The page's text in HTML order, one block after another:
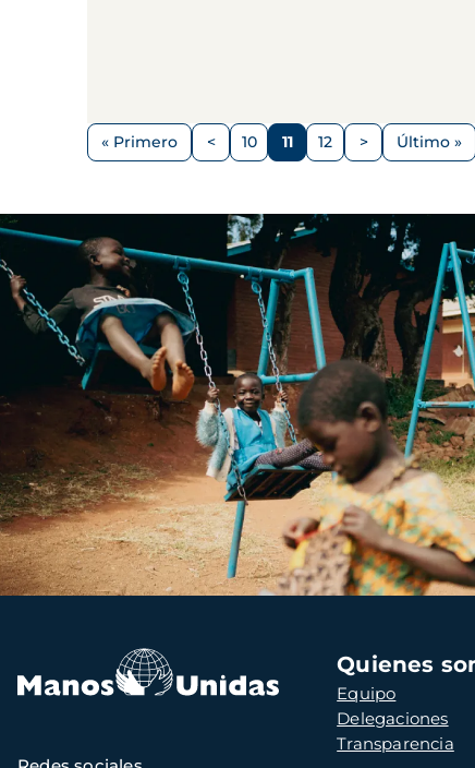
Paginación
Primera
« Primero
Página
< Página
10 Página
11 Página
12
Siguiente
>
Última
Último »
Navegación
principal
Quienes
Equipo
Delegaciones
Transparencia